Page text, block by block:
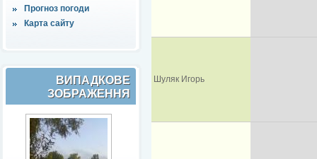
Прогноз погоди
Карта сайту
ВИПАДКОВЕ
ЗОБРАЖЕННЯ
Шуляк Игорь